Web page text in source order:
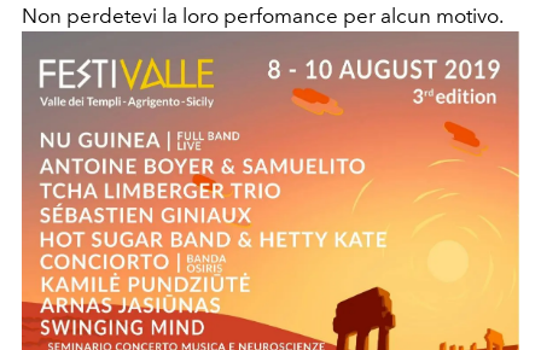
Non perdetevi la loro perfomance per alcun motivo.